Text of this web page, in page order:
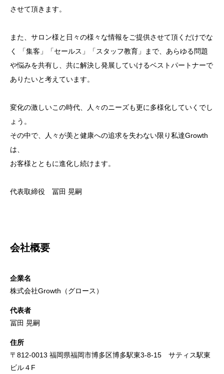
させて頂きます。
また、サロン様と日々の様々な情報をご提供させて頂くだけでな
く 「集客」「セールス」「スタッフ教育」まで、あらゆる問題
や悩みを共有し、共に解決し発展していけるベストパートナーで
ありたいと考えています。
変化の激しいこの時代、人々のニーズも更に多様化していくでし
ょう。
その中で、人々が美と健康への追求を失わない限り私達Growth
は、
お客様とともに進化し続けます。
代表取締役 冨田 晃嗣
会社概要
企業名
株式会社Growth（グロース）
代表者
冨田 晃嗣
住所
〒812-0013 福岡県福岡市博多区博多駅東3-8-15 サティス駅東
ビル４F